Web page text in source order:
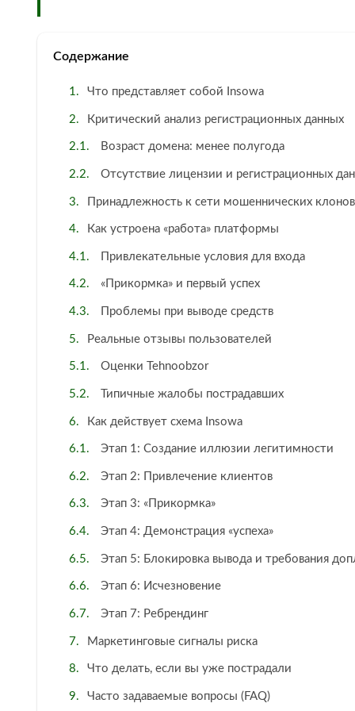
Содержание
Что представляет собой Insowa
Критический анализ регистрационных данных
Возраст домена: менее полугода
Отсутствие лицензии и регистрационных
Принадлежность к сети мошеннических клонов
Как устроена «работа» платформы
Привлекательные условия для входа
«Прикормка» и первый успех
Проблемы при выводе средств
Реальные отзывы пользователей
Оценки Tehnoobzor
Типичные жалобы пострадавших
Как действует схема Insowa
Этап 1: Создание иллюзии легитимности
Этап 2: Привлечение клиентов
Этап 3: «Прикормка»
Этап 4: Демонстрация «успеха»
Этап 5: Блокировка вывода и требования
Этап 6: Исчезновение
Этап 7: Ребрендинг
Маркетинговые сигналы риска
Что делать, если вы уже пострадали
Часто задаваемые вопросы (FAQ)